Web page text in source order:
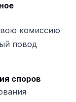
комиссию
повод
споров